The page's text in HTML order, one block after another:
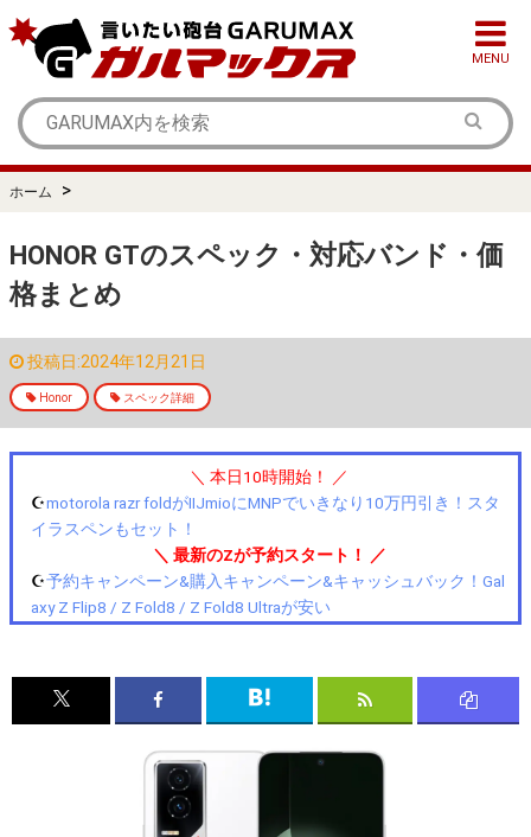
MENU
ホーム >
HONOR GTのスペック・対応バンド・価
格まとめ
投稿日:2024年12月21日
Honor スペック詳細
＼ 本日10時開始！ ／
☪️motorola razr foldがIIJmioにMNPでいきなり10万円引き！スタ
イラスペンもセット！
＼ 最新のZが予約スタート！ ／
☪️予約キャンペーン&購入キャンペーン&キャッシュバック！Gal
axy Z Flip8 / Z Fold8 / Z Fold8 Ultraが安い